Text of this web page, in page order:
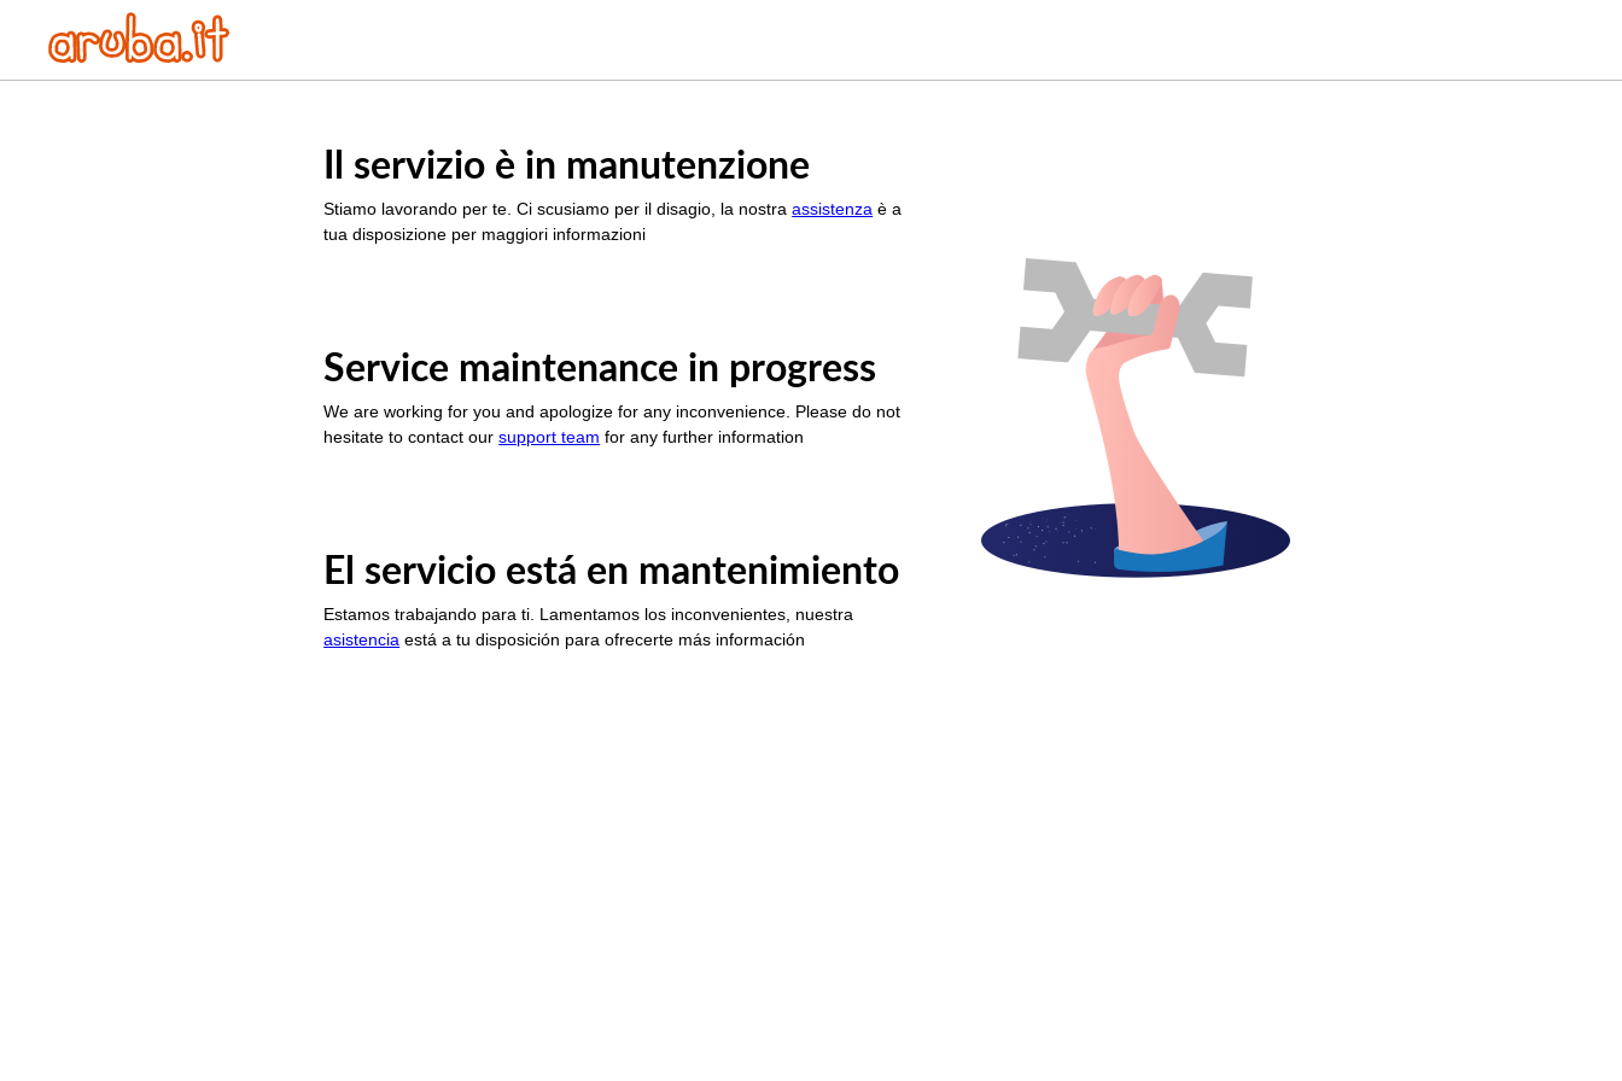
Il servizio è in manutenzione
Stiamo lavorando per te. Ci scusiamo per il disagio, la nostraassistenza è a
tua disposizione per maggiori informazioni
Service maintenance in progress
We are working for you and apologize for any inconvenience. Please do not
hesitate to contact oursupport team for any further information
El servicio está en mantenimiento
Estamos trabajando para ti. Lamentamos los inconvenientes, nuestra
asistencia está a tu disposición para ofrecerte más información